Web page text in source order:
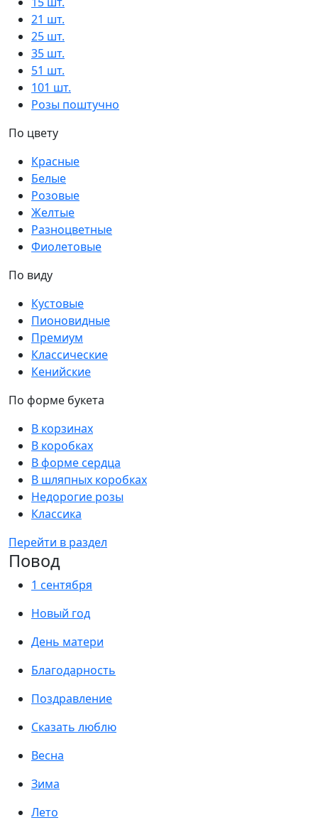
21 шт.
25 шт.
35 шт.
51 шт.
101 шт.
Розы поштучно
По цвету
Красные
Белые
Розовые
Желтые
Разноцветные
Фиолетовые
По виду
Кустовые
Пионовидные
Премиум
Классические
Кенийские
По форме букета
В корзинах
В коробках
В форме сердца
В шляпных коробках
Недорогие розы
Классика
Перейти в раздел
Повод
1 сентября
Новый год
День матери
Благодарность
Поздравление
Сказать люблю
Весна
Зима
Лето